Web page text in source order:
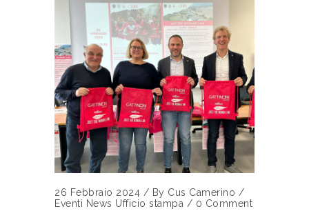
26 Febbraio 2024 / By Cus Camerino /
Eventi News Ufficio stampa / 0 Comment